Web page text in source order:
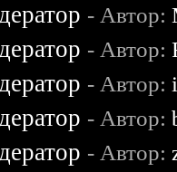
- Автор:
- Автор:
- Автор:
- Автор:
- Автор: